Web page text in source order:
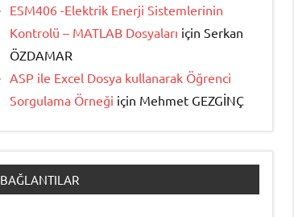
ESM406 -Elektrik Enerji Sistemlerinin
Kontrolü – MATLAB Dosyaları için Serkan
ÖZDAMAR
ASP ile Excel Dosya kullanarak Öğrenci
Sorgulama Örneği için Mehmet GEZGİNÇ
BAĞLANTILAR